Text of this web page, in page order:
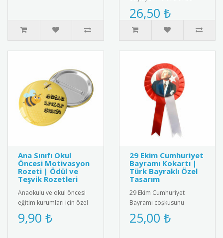
kutsal ve gurur verici
başarısını taçlandırmak
için ..
26,50 ₺
Ana Sınıfı Okul
Öncesi Motivasyon
Rozeti | Ödül ve
Teşvik Rozetleri
Anaokulu ve okul öncesi
eğitim kurumları için özel
tasarım motivasyon
rozetleri. Çocukları teşvik
9,90 ₺
29 Ekim Cumhuriyet
Bayramı Kokartı |
Türk Bayraklı Özel
Tasarım
29 Ekim Cumhuriyet
Bayramı coşkusunu
tamamlayan özel tasarım
kokart. Türk bayrağı ve "29
25,00 ₺